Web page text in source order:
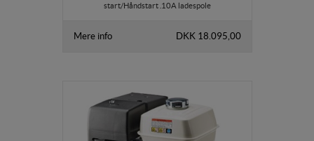
start/Håndstart .10A ladespole
Mere info DKK 18.095,00